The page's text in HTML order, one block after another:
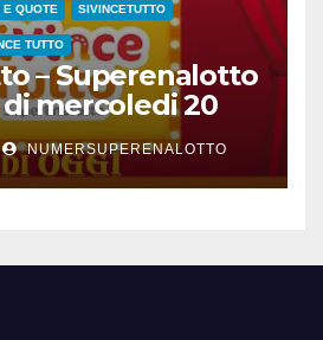
E QUOTE SIVINCETUTTO
TUTTO
– Superenalotto
mercoledi 20
numeri vincenti
NUMERSUPERENALOTTO